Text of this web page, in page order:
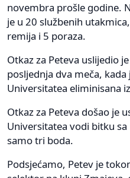
novembra prošle godine.
je u 20 službenih
remija i 5 poraza.
Otkaz za Peteva uslijedio
posljednja dva meča,
Universitatea eliminisana
Otkaz za Peteva došao je
Universitatea vodi bitku sa
samo tri boda.
Podsjećamo, Petev je